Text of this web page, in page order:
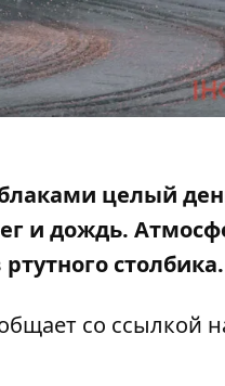
целый
и дождь.
столбика.
со ссылкой